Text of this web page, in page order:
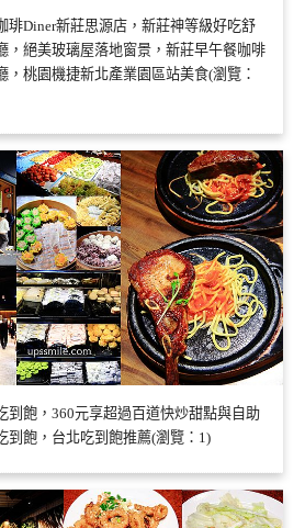
琲Diner新莊思源店，新莊神等級好吃舒
，絕美玻璃屋落地窗景，新莊早午餐咖啡
，桃園機捷新北產業園區站美食(瀏覽：
到飽，360元享超過百道快炒甜點與自助
到飽，台北吃到飽推薦(瀏覽：1)